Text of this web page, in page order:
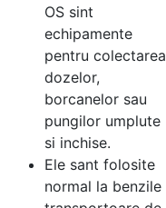
OS sint
echipamente
pentru colectarea
dozelor,
borcanelor sau
pungilor umplute
si inchise.
Ele sant folosite
normal la benzile